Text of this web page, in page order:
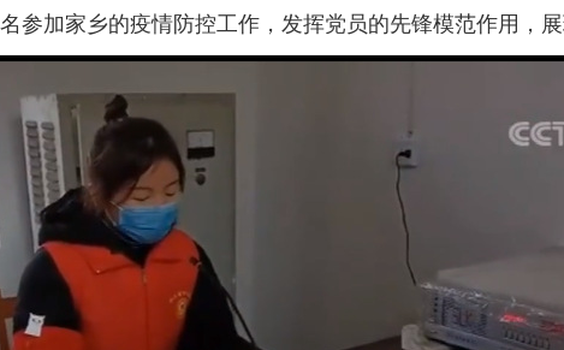
加家乡的疫情防控工作，发挥党员的先锋模范作用，展